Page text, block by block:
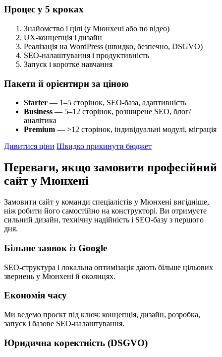
Процес у 5 кроках
Знайомство і цілі (у Мюнхені або по відео)
UX-концепція і дизайн
Реалізація на WordPress (швидко, безпечно, DSGVO)
SEO-налаштування і продуктивність
Запуск і коротке навчання
Пакети й орієнтири за ціною
Starter — 1–5 сторінок, SEO-база, адаптивність
Business — 5–12 сторінок, розширене SEO, блог/
аналітика
Premium — >12 сторінок, індивідуальні модулі, міграція
Дивитися ціни Швидко прикинути бюджет
Переваги, якщо замовити професійний
сайт у Мюнхені
Замовити сайт у команди спеціалістів у Мюнхені вигідніше,
ніж робити його самостійно на конструкторі. Ви отримуєте
сильний дизайн, технічну надійність і SEO-базу з першого
дня.
Більше заявок із Google
SEO-структура і локальна оптимізація дають більше цільових
звернень у Мюнхені й околицях.
Економія часу
Ми ведемо проєкт під ключ: концепція, дизайн, розробка,
запуск і базове SEO-налаштування.
Юридична коректність (DSGVO)